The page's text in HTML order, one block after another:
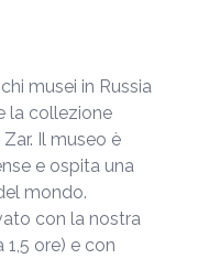
musei in Russia
la collezione
Il museo è
e ospita una
mondo.
con la nostra
ore) e con